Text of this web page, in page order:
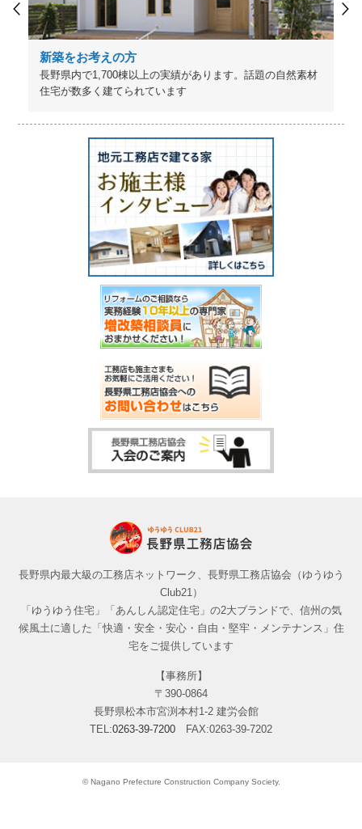
新築をお考えの方
長野県内で1,700棟以上の実績があります。話題の自然素材
住宅が数多く建てられています
長野県内最大級の工務店ネットワーク、長野県工務店協会（ゆうゆう
Club21）
「ゆうゆう住宅」「あんしん認定住宅」の2大ブランドで、信州の気
候風土に適した「快適・安全・安心・自由・堅牢・メンテナンス」住
宅をご提供しています
【事務所】
〒390-0864
長野県松本市宮渕本村1-2 建労会館
TEL:0263-39-7200 FAX:0263-39-7202
© Nagano Prefecture Construction Company Society.